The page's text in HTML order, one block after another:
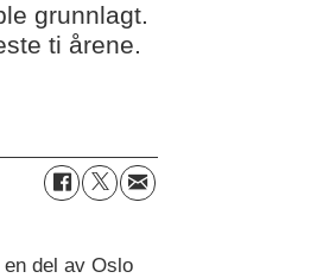
grunnlagt.
ti årene.
del av Oslo